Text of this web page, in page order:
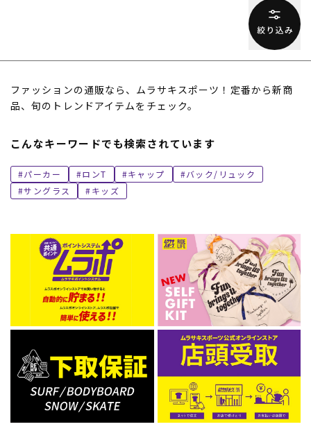
ファッションの通販なら、ムラサキスポーツ！定番から新商
品、旬のトレンドアイテムをチェック。
こんなキーワードでも検索されています
パーカー ロンT キャップ
バック/リュック
サングラス
キッズ